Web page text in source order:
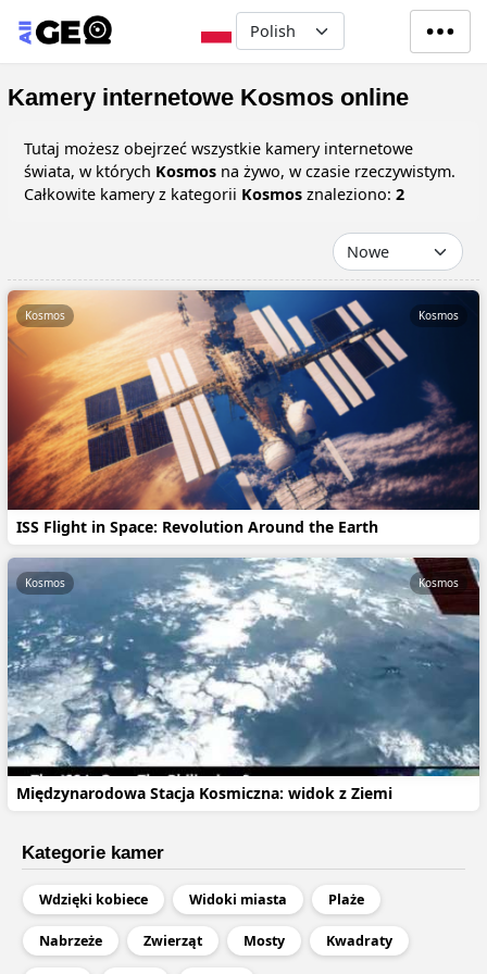
Przejdź do treści
Select your language
Kamery internetowe Kosmos online
Tutaj możesz obejrzeć wszystkie kamery internetowe
świata, w których Kosmos na żywo, w czasie rzeczywistym.
Całkowite kamery z kategorii Kosmos znaleziono: 2
ISS Flight in Space: Revolution Around the Earth
Kosmos Kosmos
Międzynarodowa Stacja Kosmiczna: widok z Ziemi
Kosmos Kosmos
Kategorie kamer
Wdzięki kobiece Widoki miasta Plaże
Nabrzeże Zwierząt Mosty Kwadraty